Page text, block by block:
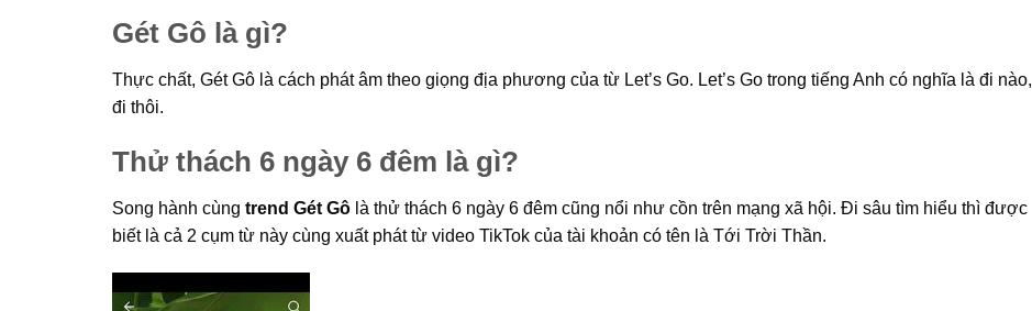
Gét Gô là gì?
Thực chất, Gét Gô là cách phát âm theo giọng địa phương của từ Let’s Go. Let’s Go trong tiếng Anh có nghĩa là đi nào,
đi thôi.
Thử thách 6 ngày 6 đêm là gì?
Song hành cùng trend Gét Gô là thử thách 6 ngày 6 đêm cũng nổi như cồn trên mạng xã hội. Đi sâu tìm hiểu thì được
biết là cả 2 cụm từ này cùng xuất phát từ video TikTok của tài khoản có tên là Tới Trời Thần.